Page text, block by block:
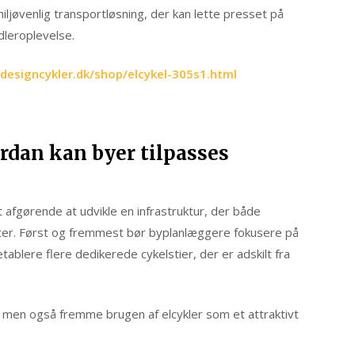
transportløsning, der kan lette presset på
shop/elcykel-305s1.html
kan byer tilpasses
at udvikle en infrastruktur, der både
Først og fremmest bør byplanlæggere fokusere på
flere dedikerede cykelstier, der er adskilt fra
også fremme brugen af elcykler som et attraktivt